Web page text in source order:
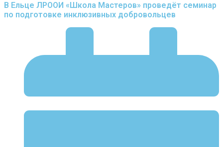
В Ельце ЛРООИ «Школа Мастеров» проведёт семинар
по подготовке инклюзивных добровольцев